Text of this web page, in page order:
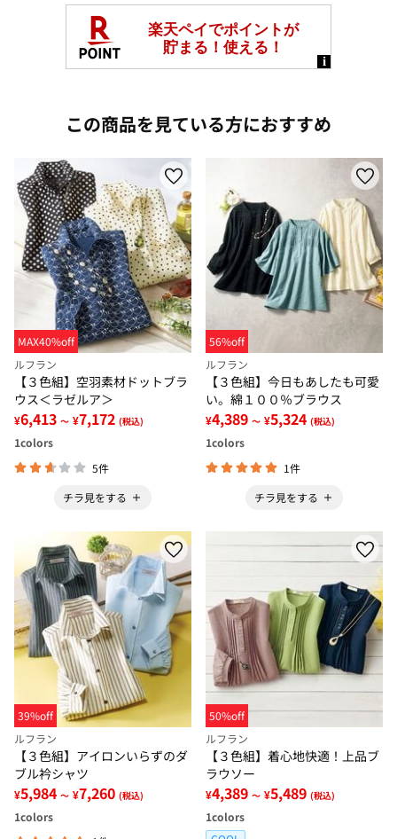
この商品を見ている方におすすめ
MAX40%off
ルフラン
【３色組】空羽素材ドットブラ
ウス＜ラゼルア＞
¥6,413 ～ ¥7,172 (税込)
1colors
5件
チラ見をする
56%off
ルフラン
【３色組】今日もあしたも可愛
い。綿１００％ブラウス
¥4,389 ～ ¥5,324 (税込)
1colors
1件
チラ見をする
39%off
ルフラン
【３色組】アイロンいらずのダ
ブル衿シャツ
¥5,984 ～ ¥7,260 (税込)
1colors
50%off
ルフラン
【３色組】着心地快適！上品ブ
ラウソー
¥4,389 ～ ¥5,489 (税込)
1colors